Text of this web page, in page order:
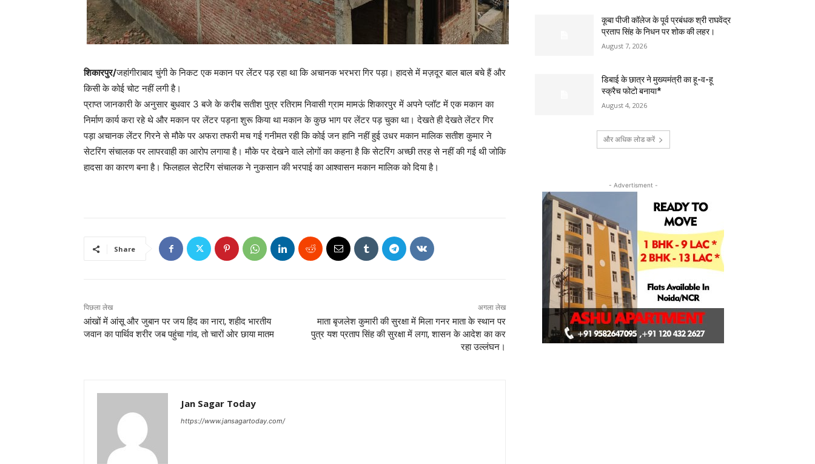
शिकारपुर/जहांगीराबाद चुंगी के निकट एक मकान पर लेंटर पड़ रहा था कि अचानक भरभरा गिर पड़ा। हादसे में मज़दूर बाल बाल बचे हैं और
किसी के कोई चोट नहीं लगी है।
प्राप्त जानकारी के अनुसार बुधवार 3 बजे के करीब सतीश पुत्र रतिराम निवासी ग्राम मामऊं शिकारपुर में अपने प्लॉट में एक मकान का
निर्माण कार्य करा रहे थे और मकान पर लेंटर पड़ना शुरू किया था मकान के कुछ भाग पर लेंटर पड़ चुका था। देखते ही देखते लेंटर गिर
पड़ा अचानक लेंटर गिरने से मौके पर अफरा तफरी मच गई गनीमत रही कि कोई जन हानि नहीं हुई उधर मकान मालिक सतीश कुमार ने
सेटरिंग संचालक पर लापरवाही का आरोप लगाया है। मौके पर देखने वाले लोगों का कहना है कि सेटरिंग अच्छी तरह से नहीं की गई थी जोकि
हादसा का कारण बना है। फिलहाल सेटरिंग संचालक ने नुकसान की भरपाई का आश्वासन मकान मालिक को दिया है।
Share
पिछला लेख
आंखों में आंसू और जुबान पर जय हिंद का नारा, शहीद भारतीय
जवान का पार्थिव शरीर जब पहुंचा गांव, तो चारों ओर छाया मातम
अगला लेख
माता बृजलेश कुमारी की सुरक्षा में मिला गनर माता के स्थान पर
पुत्र यश प्रताप सिंह की सुरक्षा में लगा, शासन के आदेश का कर
रहा उल्लंघन।
Jan Sagar Today
https://www.jansagartoday.com/
कूबा पीजी कॉलेज के पूर्व प्रबंधक श्री राघवेंद्र
प्रताप सिंह के निधन पर शोक की लहर।
August 7, 2026
डिबाई के छात्र ने मुख्यमंत्री का हू-व-हू
स्क्रैच फोटो बनाया*
August 4, 2026
और अधिक लोड करें
- Advertisment -